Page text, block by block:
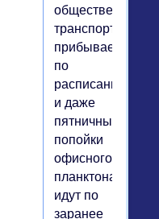
общественный
транспорт
прибывает
по
расписанию,
и даже
пятничные
попойки
офисного
планктона
идут по
заранее